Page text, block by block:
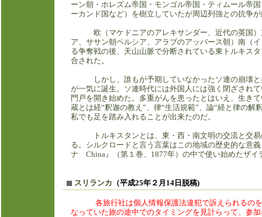
ーン朝・ホレズム帝国・モンゴル帝国・ティムール帝
ーカンド国など）を樹立していたが周辺列強との抗争
欧（マケドニアのアレキサンダー、近代の英国）
ア、ササン朝ペルシア、アラブのアッバース朝）南（
る争奪戦の後、天山山脈で分断されている東トルキス
合された。
しかし、誰もが予期していなかったソ連の崩壊と
が一気に誕生。ソ連時代には外国人には強く閉ざされ
門戸を開き始めた。多重がんを患ったとはいえ、生き
蔵とは経“釈迦の教え”、律“生活規範”、論“経と律の解
私でも足を踏み入れることが出来たのだ。
トルキスタンとは、東・西・南文明の交流と交易の
る。シルクロードと言う言葉はこの地域の歴史的な意
ナ China』（第１巻、1877年）の中で使い始めたザイ
スリランカ （平成25年２月14日脱稿)
各旅行社は個人情報保護法違犯で訴えられるの
なっていた旅の途中でのタイミングを見計らって、参